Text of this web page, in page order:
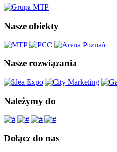
Nasze obiekty
Nasze rozwiązania
Należymy do
Dołącz do nas